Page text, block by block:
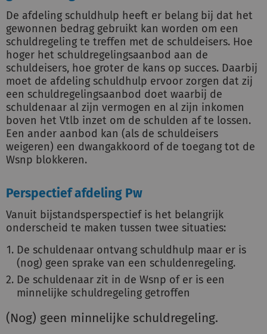
De afdeling schuldhulp heeft er belang bij dat het
gewonnen bedrag gebruikt kan worden om een
schuldregeling te treffen met de schuldeisers. Hoe
hoger het schuldregelingsaanbod aan de
schuldeisers, hoe groter de kans op succes. Daarbij
moet de afdeling schuldhulp ervoor zorgen dat zij
een schuldregelingsaanbod doet waarbij de
schuldenaar al zijn vermogen en al zijn inkomen
boven het Vtlb inzet om de schulden af te lossen.
Een ander aanbod kan (als de schuldeisers
weigeren) een dwangakkoord of de toegang tot de
Wsnp blokkeren.
Perspectief afdeling Pw
Vanuit bijstandsperspectief is het belangrijk
onderscheid te maken tussen twee situaties:
De schuldenaar ontvang schuldhulp maar er is
(nog) geen sprake van een schuldenregeling.
De schuldenaar zit in de Wsnp of er is een
minnelijke schuldregeling getroffen
(Nog) geen minnelijke schuldregeling.